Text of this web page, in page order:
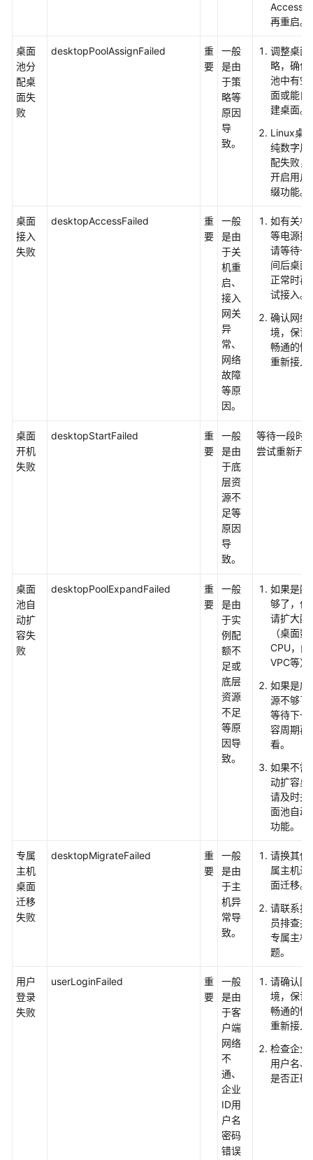
再重启。
桌面
池分
配桌
面失
败
desktopPoolAssignFailed
重
要
一般
是由
于策
略等
原因
导
致。
调整桌面
略，确保
池中有空
面或能自
建桌面。
Linux桌
纯数字用
配失败，
开启用户
缀功能。
桌面
接入
失败
desktopAccessFailed
重
要
一般
是由
于关
机重
启、
接入
网关
异
常、
网络
故障
等原
因。
如有关机
等电源操
请等待一
间后桌面
正常时再
试接入。
确认网络
境，保证
畅通的情
重新接入
桌面
开机
失败
desktopStartFailed
重
要
一般
是由
于底
层资
源不
足等
原因
导
致。
等待一段时
尝试重新开
桌面
池自
动扩
容失
败
desktopPoolExpandFailed
重
要
一般
是由
于实
例配
额不
足或
底层
资源
不足
等原
因导
致。
如果是配
够了，优
请扩大配
（桌面数
CPU，内
VPC等）
如果是底
源不够了
等待下一
容周期再
看。
如果不需
动扩容桌
请及时关
面池自动
功能。
专属
主机
桌面
迁移
失败
desktopMigrateFailed
重
要
一般
是由
于主
机异
常导
致。
请换其他
属主机进
面迁移。
请联系技
员排查并
专属主机
题。
用户
登录
失败
userLoginFailed
重
要
一般
是由
于客
户端
网络
不
通、
企业
ID用
户名
密码
错误
请确认网
境，保证
畅通的情
重新接入
检查企业
用户名、
是否正确